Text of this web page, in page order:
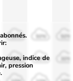
50%
30%
50%
30%
indice de
pression